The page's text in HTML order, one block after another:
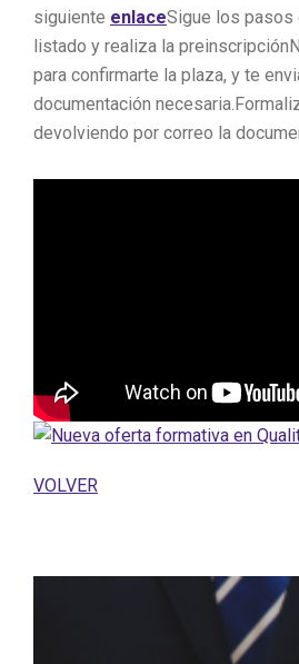
siguiente enlaceSigue los
listado y realiza la
para confirmarte la plaza, y te
documentación
devolviendo por correo la
VOLVER